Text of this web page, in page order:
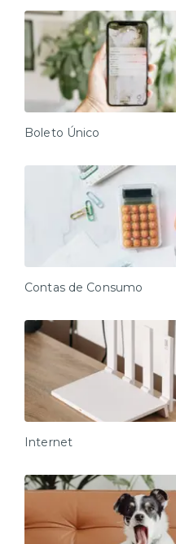
Boleto Único
Contas de Consumo
Internet